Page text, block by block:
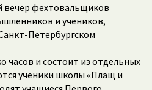
фехтовальщиков
и учеников,
Петербургском
часов и состоит из отдельных
ученики школы «Плащ и